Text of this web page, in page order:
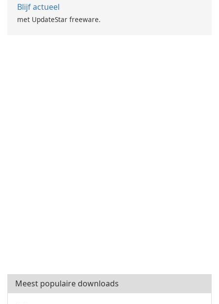
Blijf actueel
met UpdateStar freeware.
Meest populaire downloads